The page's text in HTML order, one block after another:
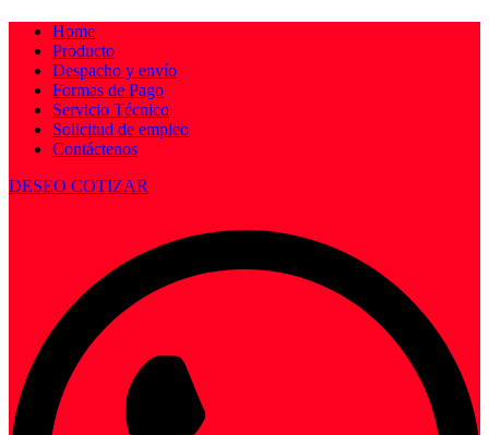
Home
Producto
Despacho y envío
Formas de Pago
Servicio Técnico
Solicitud de empleo
Contáctenos
DESEO COTIZAR